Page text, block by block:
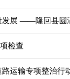
检查
运输专项整治行